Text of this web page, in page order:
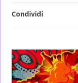
Condividi